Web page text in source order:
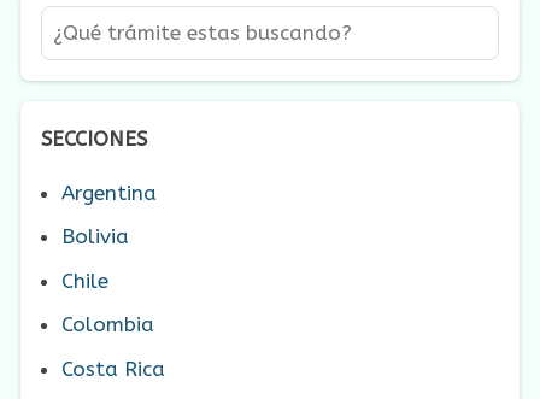
SECCIONES
Argentina
Bolivia
Chile
Colombia
Costa Rica